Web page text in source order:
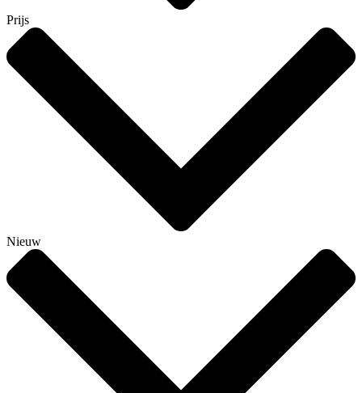
Prijs
Nieuw